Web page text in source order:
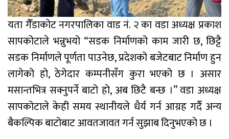
यता गैँडाकोट नगरपालिका वाड नं. २ का वडा अध्यक्ष प्रकाश
सापकोटाले भन्नुभयो “सडक निर्माणको काम जारी छ, छिट्टै
सडक निर्माणले पूर्णता पाउनेछ, प्रदेशको बजेटबाट निर्माण हुन
लागेको हो, ठेगेदार कम्पनीसँग कुरा भएको छ । असार
मसान्तभित्र सक्नुपर्ने बाटो हो, अब छिटै बन्छ ।” वडा अध्यक्ष
सापकोटाले केही समय स्थानीयले धैर्य गर्न आग्रह गर्दै अन्य
बैकल्पिक बाटोबाट आवतजावत गर्न सुझाब दिनुभएको छ ।